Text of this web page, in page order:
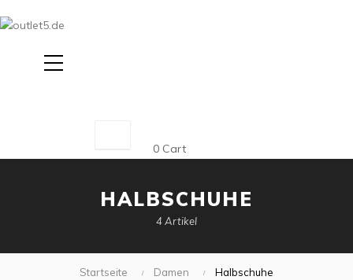
0 Cart
HALBSCHUHE
4 Artikel
Startseite Damen Halbschuhe